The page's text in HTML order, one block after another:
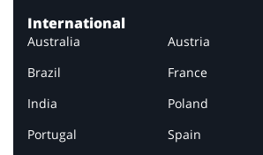
International
Australia Austria
Brazil
France
India
Poland
Portugal
Spain